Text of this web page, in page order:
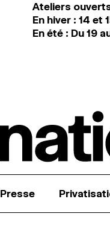
Ateliers
En hiver : 14 et
En été : Du 19
Presse